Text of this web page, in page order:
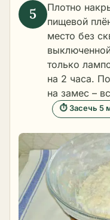
Плотно
пищевой
место без
только
на 2 часа.
на замес –
⏱ Засечь 5